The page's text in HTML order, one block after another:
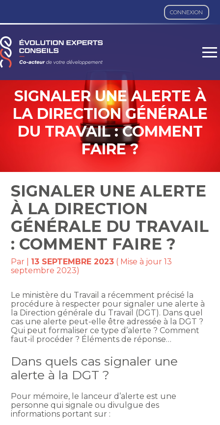
CONNEXION
Aller
au
SIGNALER UNE ALERTE À
LA DIRECTION GÉNÉRALE
DU TRAVAIL : COMMENT
FAIRE ?
SIGNALER UNE ALERTE
À LA DIRECTION
GÉNÉRALE DU TRAVAIL
: COMMENT FAIRE ?
Par 13 SEPTEMBRE 2023 ( Mise à jour 13
septembre 2023)
Le ministère du Travail a récemment précisé la
procédure à respecter pour signaler une alerte à
la Direction générale du Travail (DGT). Dans quel
cas une alerte peut-elle être adressée à la DGT ?
Qui peut formaliser ce type d’alerte ? Comment
faut-il procéder ? Éléments de réponse…
Dans quels cas signaler une
alerte à la DGT ?
Pour mémoire, le lanceur d’alerte est une
personne qui signale ou divulgue des
informations portant sur :